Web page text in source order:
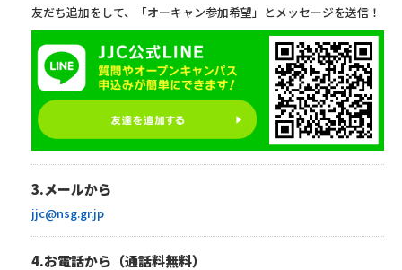
友だち追加をして、「オーキャン参加希望」とメッセージを送信！
3.メールから
jjc@nsg.gr.jp
4.お電話から（通話料無料）